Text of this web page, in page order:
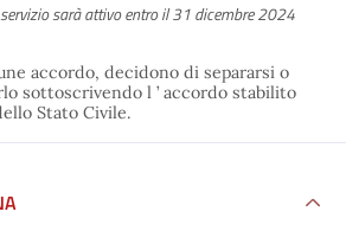
sarà attivo entro il 31 dicembre 2024
accordo, decidono di separarsi o
sottoscrivendo l ’ accordo stabilito
Stato Civile.